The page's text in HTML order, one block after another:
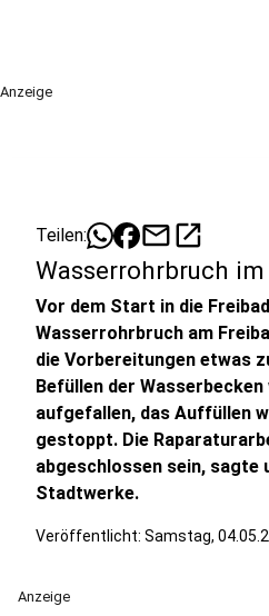
Anzeige
Teilen: mailopen_in_new
Wasserrohrbruch
Vor dem Start in die
Wasserrohrbruch am
die Vorbereitungen etwas
Befüllen der
aufgefallen, das Auffüllen
gestoppt. Die
abgeschlossen sein, sagte
Stadtwerke.
Veröffentlicht: Samstag,
Anzeige